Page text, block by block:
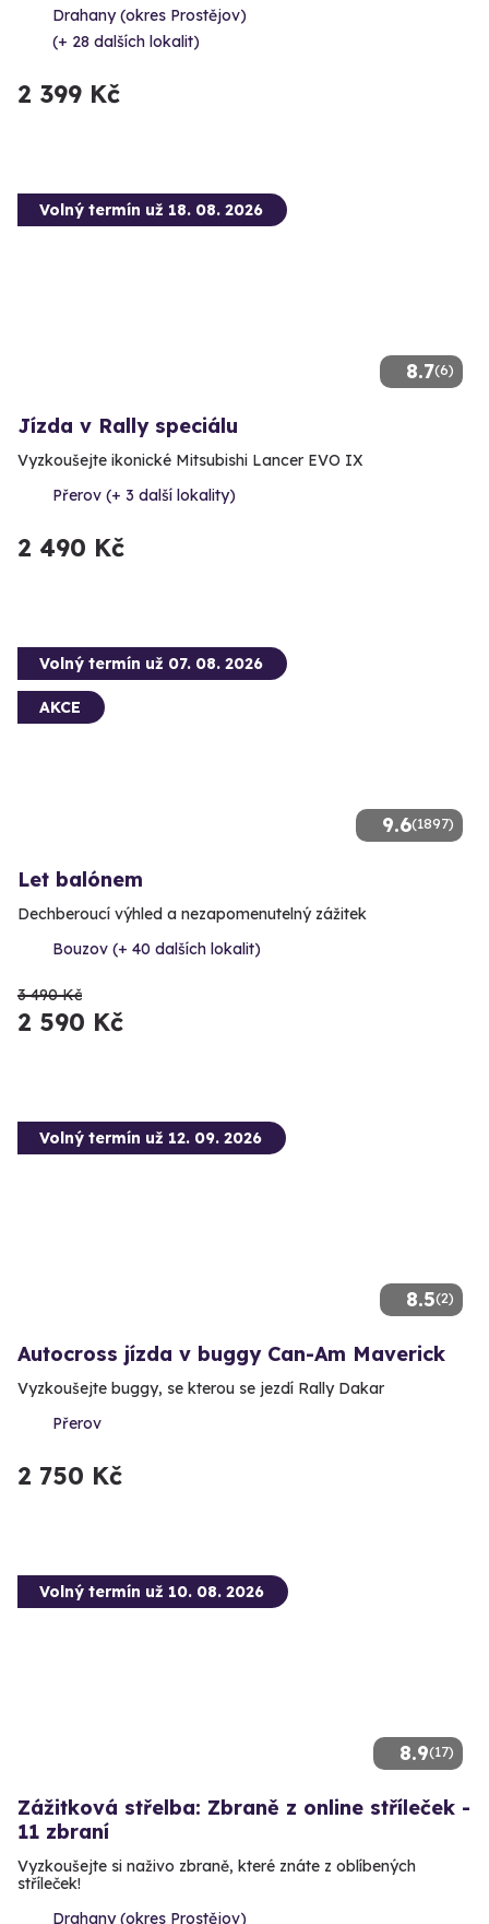
Drahany (okres Prostějov)
(+ 28 dalších lokalit)
2 399 Kč
8.7(6)
Volný termín už 18. 08. 2026
Jízda v Rally speciálu
Vyzkoušejte ikonické Mitsubishi Lancer EVO IX
Přerov (+ 3 další lokality)
2 490 Kč
9.6(1897)
Volný termín už 07. 08. 2026
AKCE
Let balónem
Dechberoucí výhled a nezapomenutelný zážitek
Bouzov (+ 40 dalších lokalit)
3 490 Kč
2 590 Kč
8.5(2)
Volný termín už 12. 09. 2026
Autocross jízda v buggy Can-Am Maverick
Vyzkoušejte buggy, se kterou se jezdí Rally Dakar
Přerov
2 750 Kč
8.9(17)
Volný termín už 10. 08. 2026
Zážitková střelba: Zbraně z online stříleček -
11 zbraní
Vyzkoušejte si naživo zbraně, které znáte z oblíbených
stříleček!
Drahany (okres Prostějov)